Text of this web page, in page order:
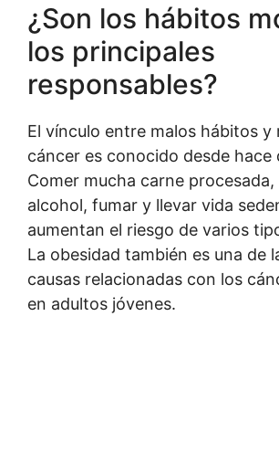
¿Son los hábitos
los principales
responsables?
El vínculo entre malos hábitos y
cáncer es conocido desde hace
Comer mucha carne procesada,
alcohol, fumar y llevar vida
aumentan el riesgo de varios
La obesidad también es una de
causas relacionadas con los
en adultos jóvenes.